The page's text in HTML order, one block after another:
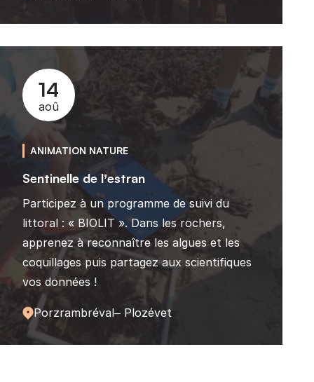
14
aoû
ANIMATION NATURE
Sentinelle de l’estran
Participez à un programme de suivi du
littoral : « BIOLIT ». Dans les rochers,
apprenez à reconnaître les algues et les
coquillages puis partagez aux scientifiques
vos données !
Porzrambréval– Plozévet